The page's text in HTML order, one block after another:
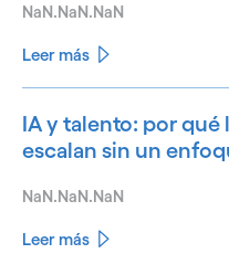
NaN.NaN.NaN
Leer más
IA y talento: por qué
escalan sin un
NaN.NaN.NaN
Leer más